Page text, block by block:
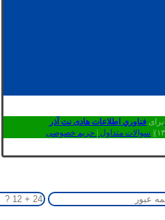
برای فناوري اطلاعات هادی نت آذر
سوالات متداول حریم خصوصی